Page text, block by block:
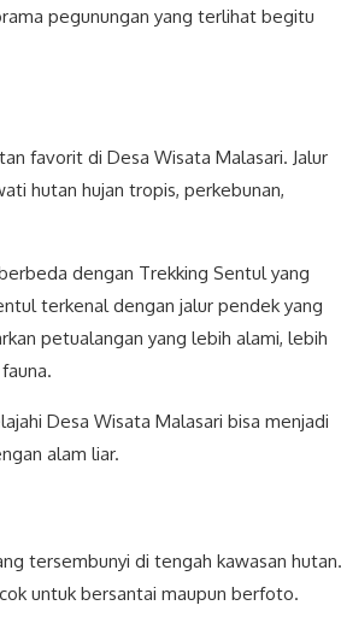
pegunungan yang terlihat begitu
favorit di Desa Wisata Malasari. Jalur
hutan hujan tropis, perkebunan,
dengan Trekking Sentul yang
terkenal dengan jalur pendek yang
petualangan yang lebih alami, lebih
Desa Wisata Malasari bisa menjadi
alam liar.
tersembunyi di tengah kawasan hutan.
untuk bersantai maupun berfoto.